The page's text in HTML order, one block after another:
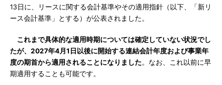
13日に、リースに関する会計基準やその適用指針（以下、「新リ
ース会計基準」とする）が公表されました。
これまで具体的な適用時期については確定していない状況でし
たが、2027年4月1日以後に開始する連結会計年度および事業年
度の期首から適用されることになりました。なお、これ以前に早
期適用することも可能です。